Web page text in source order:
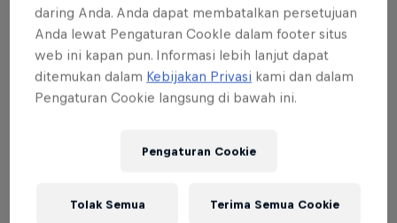
Off-road thrills
daring Anda. Anda dapat membatalkan persetujuan
Anda lewat Pengaturan CookIe dalam footer situs
web ini kapan pun. Informasi lebih lanjut dapat
ditemukan dalam Kebijakan Privasi kami dan dalam
Pengaturan Cookie langsung di bawah ini.
Pengaturan Cookie
Tolak Semua Terima Semua Cookie